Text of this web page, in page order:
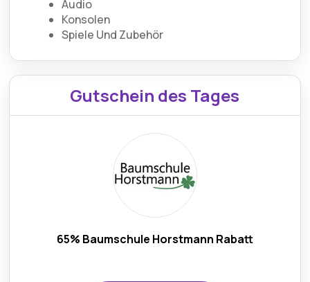
Audio
Konsolen
Spiele Und Zubehör
Gutschein des Tages
65% Baumschule Horstmann Rabatt